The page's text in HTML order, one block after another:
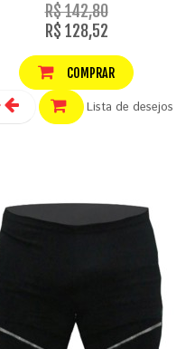
R$ 142,80
R$ 128,52
COMPRAR
Lista de desejos